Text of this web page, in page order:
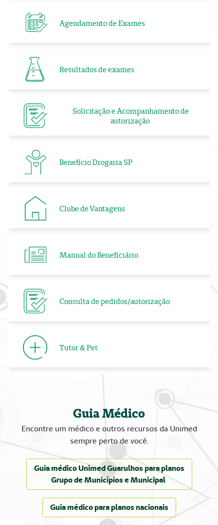
Agendamento de Exames
Resultados de exames
Solicitação e Acompanhamento de
autorização
Benefício Drogaria SP
Clube de Vantagens
Manual do Beneficiário
Consulta de pedidos/autorização
Tutor & Pet
Guia Médico
Encontre um médico e outros recursos da Unimed
sempre perto de você.
Guia médico Unimed Guarulhos para planos
Grupo de Municípios e Municipal
Guia médico para planos nacionais